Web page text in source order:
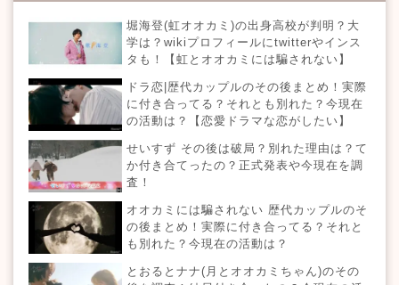
堀海登(虹オオカミ)の出身高校が判明？大
学は？wikiプロフィールにtwitterやインス
タも！【虹とオオカミには騙されない】
ドラ恋|歴代カップルのその後まとめ！実際
に付き合ってる？それとも別れた？今現在
の活動は？【恋愛ドラマな恋がしたい】
せいすず その後は破局？別れた理由は？て
か付き合てったの？正式発表や今現在を調
査！
オオカミには騙されない 歴代カップルのそ
の後まとめ！実際に付き合ってる？それと
も別れた？今現在の活動は？
とおるとナナ(月とオオカミちゃん)のその